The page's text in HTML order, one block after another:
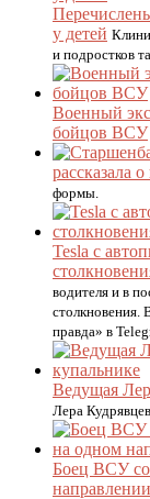
у детей
и подростков
Военный
бойцов ВСУ
рассказала
формы.
Tesla с
водителя и в
столкновения.
правда» в
Ведущая
Лера
Боец ВСУ
направлении